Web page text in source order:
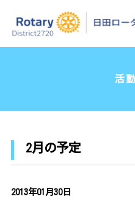
活
2月の予定
2013年01月30日